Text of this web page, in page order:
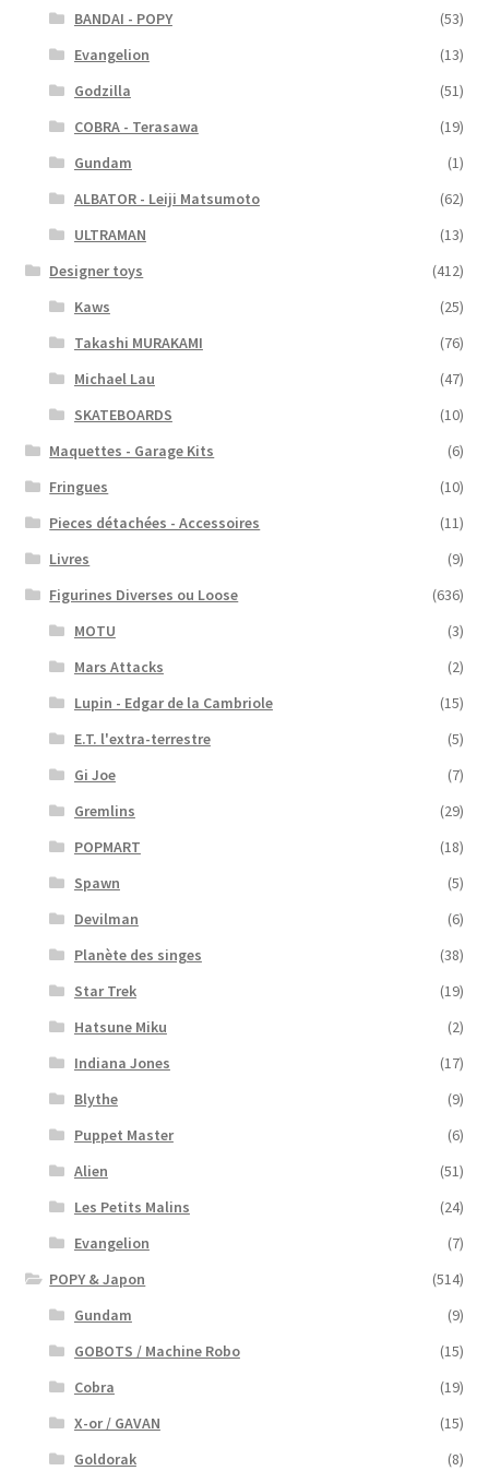
BANDAI - POPY
(53)
Evangelion
(13)
Godzilla
(51)
COBRA - Terasawa
(19)
Gundam
(1)
ALBATOR - Leiji Matsumoto
(62)
ULTRAMAN
(13)
Designer toys
(412)
Kaws
(25)
Takashi MURAKAMI
(76)
Michael Lau
(47)
SKATEBOARDS
(10)
Maquettes - Garage Kits
(6)
Fringues
(10)
Pieces détachées - Accessoires
(11)
Livres
(9)
Figurines Diverses ou Loose
(636)
MOTU
(3)
Mars Attacks
(2)
Lupin - Edgar de la Cambriole
(15)
E.T. l'extra-terrestre
(5)
Gi Joe
(7)
Gremlins
(29)
POPMART
(18)
Spawn
(5)
Devilman
(6)
Planète des singes
(38)
Star Trek
(19)
Hatsune Miku
(2)
Indiana Jones
(17)
Blythe
(9)
Puppet Master
(6)
Alien
(51)
Les Petits Malins
(24)
Evangelion
(7)
POPY & Japon
(514)
Gundam
(9)
GOBOTS / Machine Robo
(15)
Cobra
(19)
X-or / GAVAN
(15)
Goldorak
(8)